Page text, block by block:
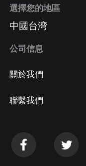
選擇您的地區
中國台湾
公司信息
關於我們
聯繫我們